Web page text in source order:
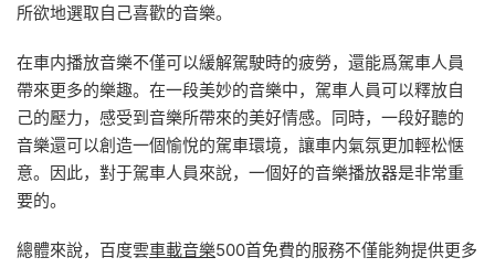
所欲地選取自己喜歡的音樂。
在車内播放音樂不僅可以緩解駕駛時的疲勞，還能爲駕車人員
帶來更多的樂趣。在一段美妙的音樂中，駕車人員可以釋放自
己的壓力，感受到音樂所帶來的美好情感。同時，一段好聽的
音樂還可以創造一個愉悅的駕車環境，讓車内氣氛更加輕松惬
意。因此，對于駕車人員來說，一個好的音樂播放器是非常重
要的。
總體來說，百度雲車載音樂500首免費的服務不僅能夠提供更多